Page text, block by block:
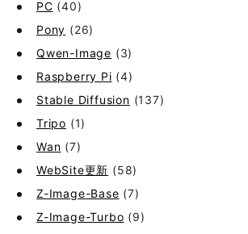
PC (40)
Pony (26)
Qwen-Image (3)
Raspberry Pi (4)
Stable Diffusion (137)
Tripo (1)
Wan (7)
WebSite更新 (58)
Z-Image-Base (7)
Z-Image-Turbo (9)